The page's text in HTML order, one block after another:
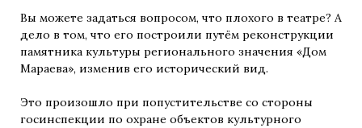
Вы можете задаться вопросом, что плохого в театре? А
дело в том, что его построили путём реконструкции
памятника культуры регионального значения «Дом
Мараева», изменив его исторический вид.
Это произошло при попустительстве со стороны
госинспекции по охране объектов культурного